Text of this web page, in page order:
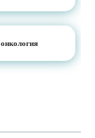
онкология